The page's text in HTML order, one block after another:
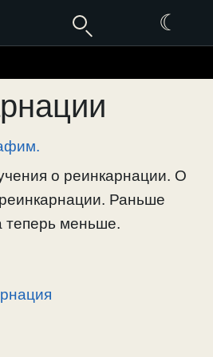
☾
о реинкарнации. О
Раньше
теперь меньше.